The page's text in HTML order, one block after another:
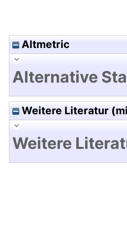
Altmetric
Alternative
Weitere Literatur
Weitere